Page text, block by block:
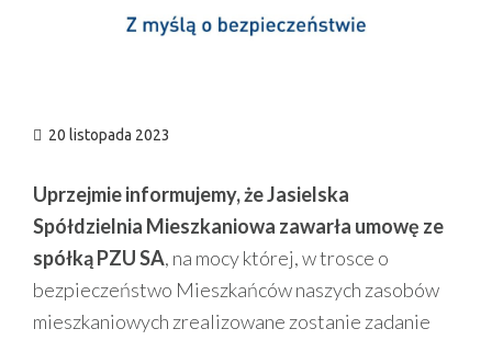
20 listopada 2023
Uprzejmie informujemy, że Jasielska
Spółdzielnia Mieszkaniowa zawarła umowę ze
spółką PZU SA, na mocy której, w trosce o
bezpieczeństwo Mieszkańców naszych zasobów
mieszkaniowych zrealizowane zostanie zadanie